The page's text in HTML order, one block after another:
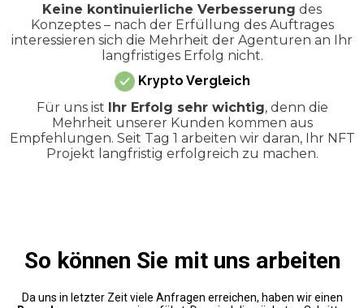
Keine kontinuierliche Verbesserung des
Konzeptes – nach der Erfüllung des Auftrages
interessieren sich die Mehrheit der Agenturen an Ihr
langfristiges Erfolg nicht.
Krypto Vergleich
Für uns ist Ihr Erfolg sehr wichtig, denn die
Mehrheit unserer Kunden kommen aus
Empfehlungen. Seit Tag 1 arbeiten wir daran, Ihr NFT
Projekt langfristig erfolgreich zu machen.
So können Sie mit uns arbeiten
Da uns in letzter Zeit viele Anfragen erreichen, haben wir einen